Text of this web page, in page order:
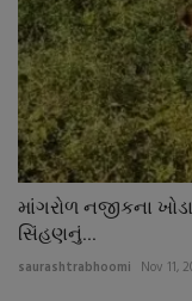
માંગરોળ નજીકના
સિંહણનું...
saurashtrabhoomi Nov 11,